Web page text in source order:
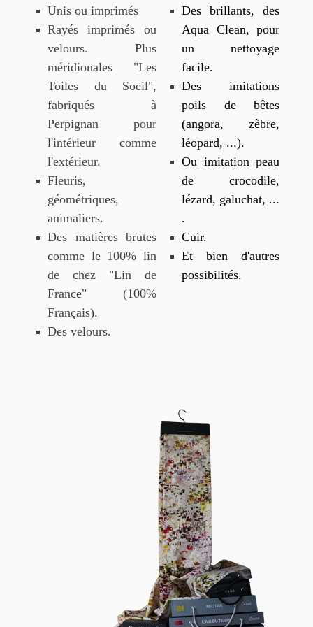
Unis ou imprimés
Rayés imprimés ou
velours. Plus
méridionales "Les
Toiles du Soeil",
fabriqués à
Perpignan pour
l'intérieur comme
l'extérieur.
Fleuris,
géométriques,
animaliers.
Des matières brutes
comme le 100% lin
de chez "Lin de
France" (100%
Français).
Des velours.
Des brillants, des
Aqua Clean, pour
un nettoyage
facile.
Des imitations
poils de bêtes
(angora, zèbre,
léopard, ...).
Ou imitation peau
de crocodile,
lézard, galuchat, ...
.
Cuir.
Et bien d'autres
possibilités.